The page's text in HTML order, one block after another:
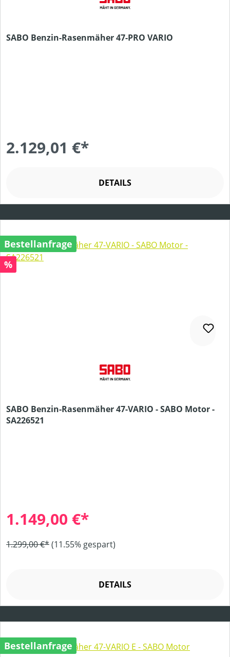
SABO Benzin-Rasenmäher 47-PRO VARIO
2.129,01 €*
DETAILS
Bestellanfrage
Rabatt
%
SABO Benzin-Rasenmäher 47-VARIO - SABO Motor -
SA226521
1.149,00 €*
1.299,00 €*(11.55% gespart)
DETAILS
Bestellanfrage